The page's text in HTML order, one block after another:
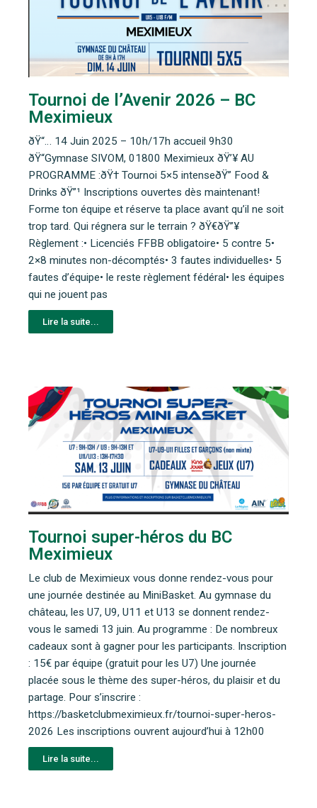
Tournoi de l’Avenir 2026 – BC
Meximieux
ðŸ“… 14 Juin 2025 – 10h/17h accueil 9h30
ðŸ“Gymnase SIVOM, 01800 Meximieux ðŸ’¥ AU
PROGRAMME :ðŸ† Tournoi 5×5 intenseðŸ” Food &
Drinks ðŸ”¹ Inscriptions ouvertes dès maintenant!
Forme ton équipe et réserve ta place avant qu’il ne soit
trop tard. Qui régnera sur le terrain ? ðŸ€ðŸ”¥
Règlement :• Licenciés FFBB obligatoire• 5 contre 5•
2×8 minutes non-décomptés• 3 fautes individuelles• 5
fautes d’équipe• le reste règlement fédéral• les équipes
qui ne jouent pas
Lire la suite...
Tournoi super-héros du BC
Meximieux
Le club de Meximieux vous donne rendez-vous pour
une journée destinée au MiniBasket. Au gymnase du
château, les U7, U9, U11 et U13 se donnent rendez-
vous le samedi 13 juin. Au programme : De nombreux
cadeaux sont à gagner pour les participants. Inscription
: 15€ par équipe (gratuit pour les U7) Une journée
placée sous le thème des super-héros, du plaisir et du
partage. Pour s’inscrire :
https://basketclubmeximieux.fr/tournoi-super-heros-
2026 Les inscriptions ouvrent aujourd’hui à 12h00
Lire la suite...